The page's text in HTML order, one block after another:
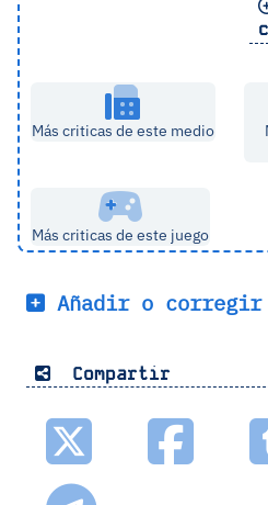
Más criticas de este medio
Más criticas de este juego
Añadir o corregir
Compartir